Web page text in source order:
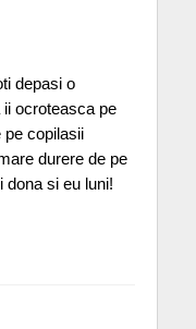
depasi o
ocroteasca pe
pe copilasii
durere de pe
dona si eu luni!